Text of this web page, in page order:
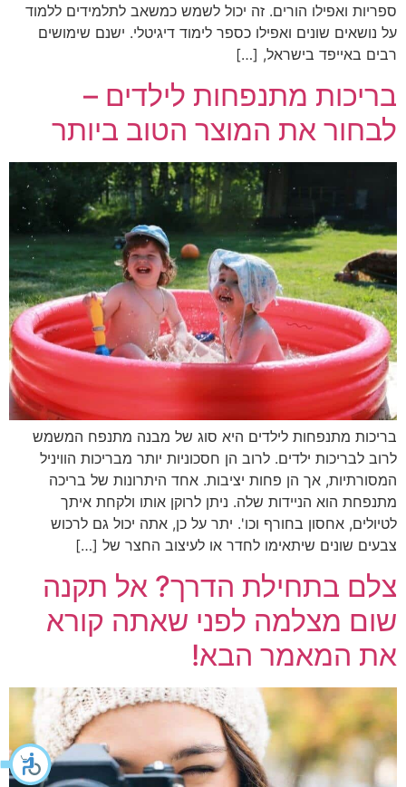
ספריות ואפילו הורים. זה יכול לשמש כמשאב לתלמידים ללמוד
על נושאים שונים ואפילו כספר לימוד דיגיטלי. ישנם שימושים
רבים באייפד בישראל, […]
בריכות מתנפחות לילדים –
לבחור את המוצר הטוב ביותר
בריכות מתנפחות לילדים היא סוג של מבנה מתנפח המשמש
לרוב לבריכות ילדים. לרוב הן חסכוניות יותר מבריכות הוויניל
המסורתיות, אך הן פחות יציבות. אחד היתרונות של בריכה
מתנפחת הוא הניידות שלה. ניתן לרוקן אותו ולקחת איתך
לטיולים, אחסון בחורף וכו'. יתר על כן, אתה יכול גם לרכוש
צבעים שונים שיתאימו לחדר או לעיצוב החצר של […]
צלם בתחילת הדרך? אל תקנה
שום מצלמה לפני שאתה קורא
את המאמר הבא!